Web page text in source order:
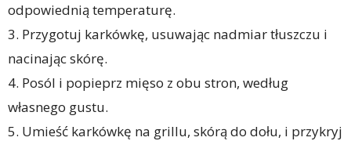
odpowiednią temperaturę.
3. Przygotuj karkówkę, usuwając nadmiar tłuszczu i
nacinając skórę.
4. Posól i popieprz mięso z obu stron, według
własnego gustu.
5. Umieść karkówkę na grillu, skórą do dołu, i przykryj